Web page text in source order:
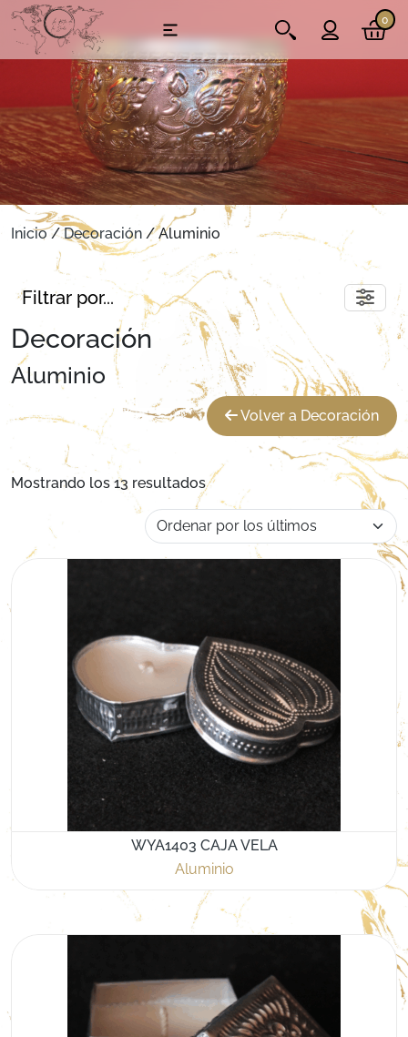
0
Inicio/Decoración / Aluminio
Filtrar por...
Decoración
Aluminio
Volver a Decoración
Mostrando los 13 resultadosOrdenado por los últimos
WYA1403 CAJA VELA
Aluminio